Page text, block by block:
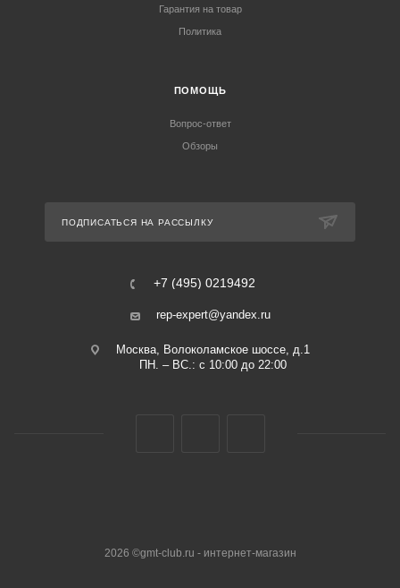
Гарантия на товар
Политика
ПОМОЩЬ
Вопрос-ответ
Обзоры
ПОДПИСАТЬСЯ НА РАССЫЛКУ
+7 (495) 0219492
rep-expert@yandex.ru
Москва, Волоколамское шоссе, д.1
ПН. – ВС.: с 10:00 до 22:00
2026 ©gmt-club.ru - интернет-магазин